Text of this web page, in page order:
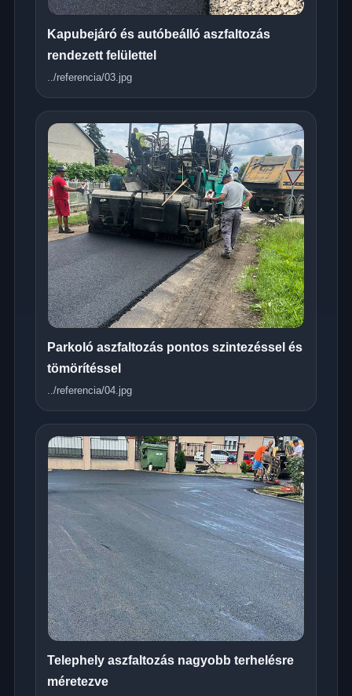
Kapubejáró és autóbeálló aszfaltozás
rendezett felülettel
../referencia/03.jpg
Parkoló aszfaltozás pontos szintezéssel és
tömörítéssel
../referencia/04.jpg
Telephely aszfaltozás nagyobb terhelésre
méretezve